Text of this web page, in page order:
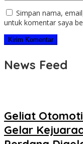
Simpan nama,
untuk komentar saya
News Feed
Geliat
Gelar